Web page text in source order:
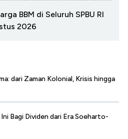
BBM di Seluruh SPBU RI
2026
dari Zaman Kolonial, Krisis hingga
Bagi Dividen dari Era Soeharto-